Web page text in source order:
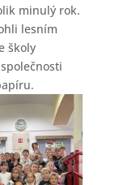
minulý rok.
lesním
školy